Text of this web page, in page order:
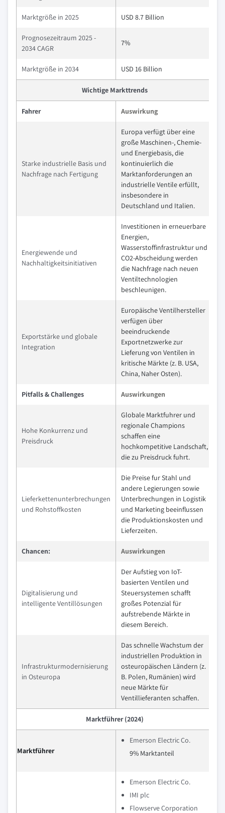
Marktgröße in 2025 USD 8.7 Billion
Prognosezeitraum 2025 -
2034 CAGR
7%
Marktgröße in 2034 USD 16 Billion
Wichtige Markttrends
Fahrer Auswirkung
Starke industrielle Basis und
Nachfrage nach Fertigung
Europa verfügt über eine
große Maschinen-, Chemie-
und Energiebasis, die
kontinuierlich die
Marktanforderungen an
industrielle Ventile erfüllt,
insbesondere in
Deutschland und Italien.
Energiewende und
Nachhaltigkeitsinitiativen
Investitionen in erneuerbare
Energien,
Wasserstoffinfrastruktur und
CO2-Abscheidung werden
die Nachfrage nach neuen
Ventiltechnologien
beschleunigen.
Exportstärke und globale
Integration
Europäische Ventilhersteller
verfügen über
beeindruckende
Exportnetzwerke zur
Lieferung von Ventilen in
kritische Märkte (z. B. USA,
China, Naher Osten).
Pitfalls & Challenges Auswirkungen
Hohe Konkurrenz und
Preisdruck
Globale Marktfuhrer und
regionale Champions
schaffen eine
hochkompetitive Landschaft,
die zu Preisdruck fuhrt.
Lieferkettenunterbrechungen
und Rohstoffkosten
Die Preise fur Stahl und
andere Legierungen sowie
Unterbrechungen in Logistik
und Marketing beeinflussen
die Produktionskosten und
Lieferzeiten.
Chancen: Auswirkungen
Digitalisierung und
intelligente Ventillösungen
Der Aufstieg von IoT-
basierten Ventilen und
Steuersystemen schafft
großes Potenzial für
aufstrebende Märkte in
diesem Bereich.
Infrastrukturmodernisierung
in Osteuropa
Das schnelle Wachstum der
industriellen Produktion in
osteuropäischen Ländern (z.
B. Polen, Rumänien) wird
neue Märkte für
Ventillieferanten schaffen.
Marktführer (2024)
Marktführer
Emerson Electric Co.
9% Marktanteil
Emerson Electric Co.
IMI plc
Flowserve Corporation